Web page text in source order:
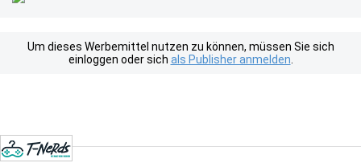
Um dieses Werbemittel nutzen zu können, müssen Sie sich
einloggen oder sich als Publisher anmelden